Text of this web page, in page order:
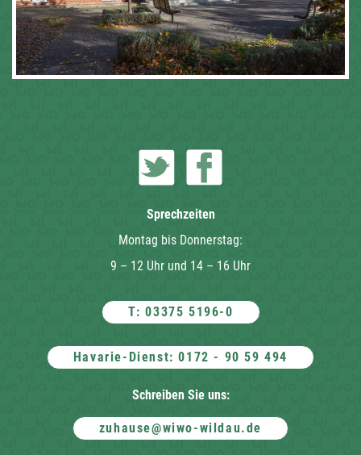
Sprechzeiten
Montag bis Donnerstag:
9 – 12 Uhr und 14 – 16 Uhr
T: 03375 5196-0
Havarie-Dienst: 0172 - 90 59 494
Schreiben Sie uns:
zuhause@wiwo-wildau.de